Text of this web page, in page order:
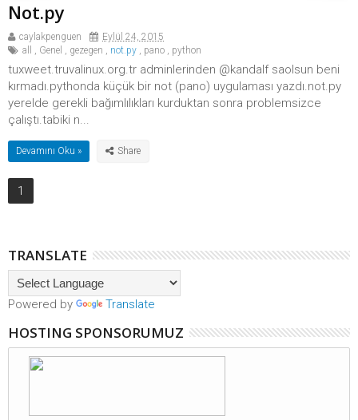
Not.py
caylakpenguen
Eylül 24, 2015
all
, Genel , gezegen , not.py , pano , python
tuxweet.truvalinux.org.tr adminlerinden @kandalf saolsun beni
kırmadı.pythonda küçük bir not (pano) uygulaması yazdı.not.py
yerelde gerekli bağımlılıkları kurduktan sonra problemsizce
çalıştı.tabiki n...
Devamını Oku »
1
TRANSLATE
Powered by Translate
HOSTING SPONSORUMUZ